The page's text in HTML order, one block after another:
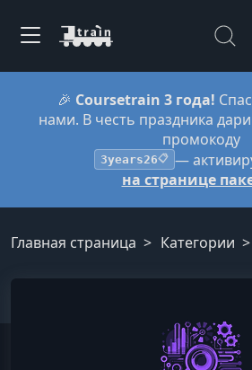
🎉 Coursetrain 3 года!
нами. В честь праздника
промокоду
3years26📋 —
на странице
Главная страница Категории